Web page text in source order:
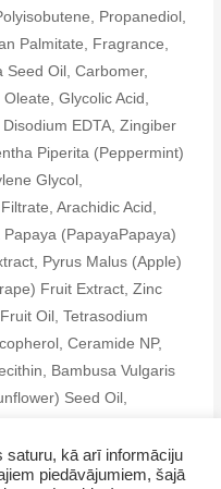
Propanediol,
Palmitate, Fragrance,
Seed Oil, Carbomer,
Glycolic Acid,
EDTA, Zingiber
Piperita (Peppermint)
Glycol,
Arachidic Acid,
(PapayaPapaya)
Pyrus Malus (Apple)
Fruit Extract, Zinc
Oil, Tetrasodium
Ceramide NP,
Bambusa Vulgaris
Seed Oil,
saturu, kā arī informāciju
piedāvājumiem, šajā